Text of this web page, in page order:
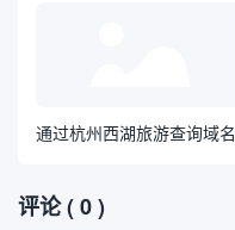
通过杭州西湖旅游查询域名
评论( 0 )